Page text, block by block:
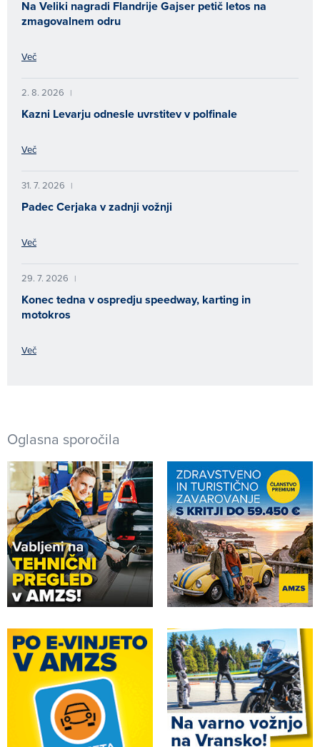
Na Veliki nagradi Flandrije Gajser petič letos na
zmagovalnem odru
Več
2. 8. 2026 |
Kazni Levarju odnesle uvrstitev v polfinale
Več
31. 7. 2026 |
Padec Cerjaka v zadnji vožnji
Več
29. 7. 2026 |
Konec tedna v ospredju speedway, karting in
motokros
Več
Oglasna sporočila